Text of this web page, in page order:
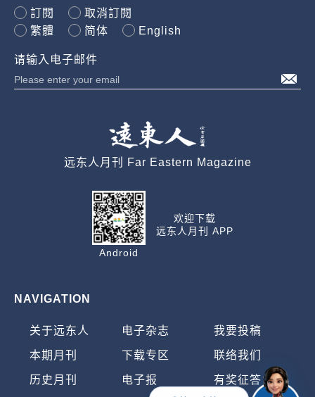
訂閱
取消訂閱
繁體
简体 English
请输入电子邮件
远东人月刊 Far Eastern Magazine
Android
欢迎下载
远东人月刊 APP
NAVIGATION
关于远东人 电子杂志 我要投稿
本期月刊 下载专区 联络我们
历史月刊 电子报 有奖征答